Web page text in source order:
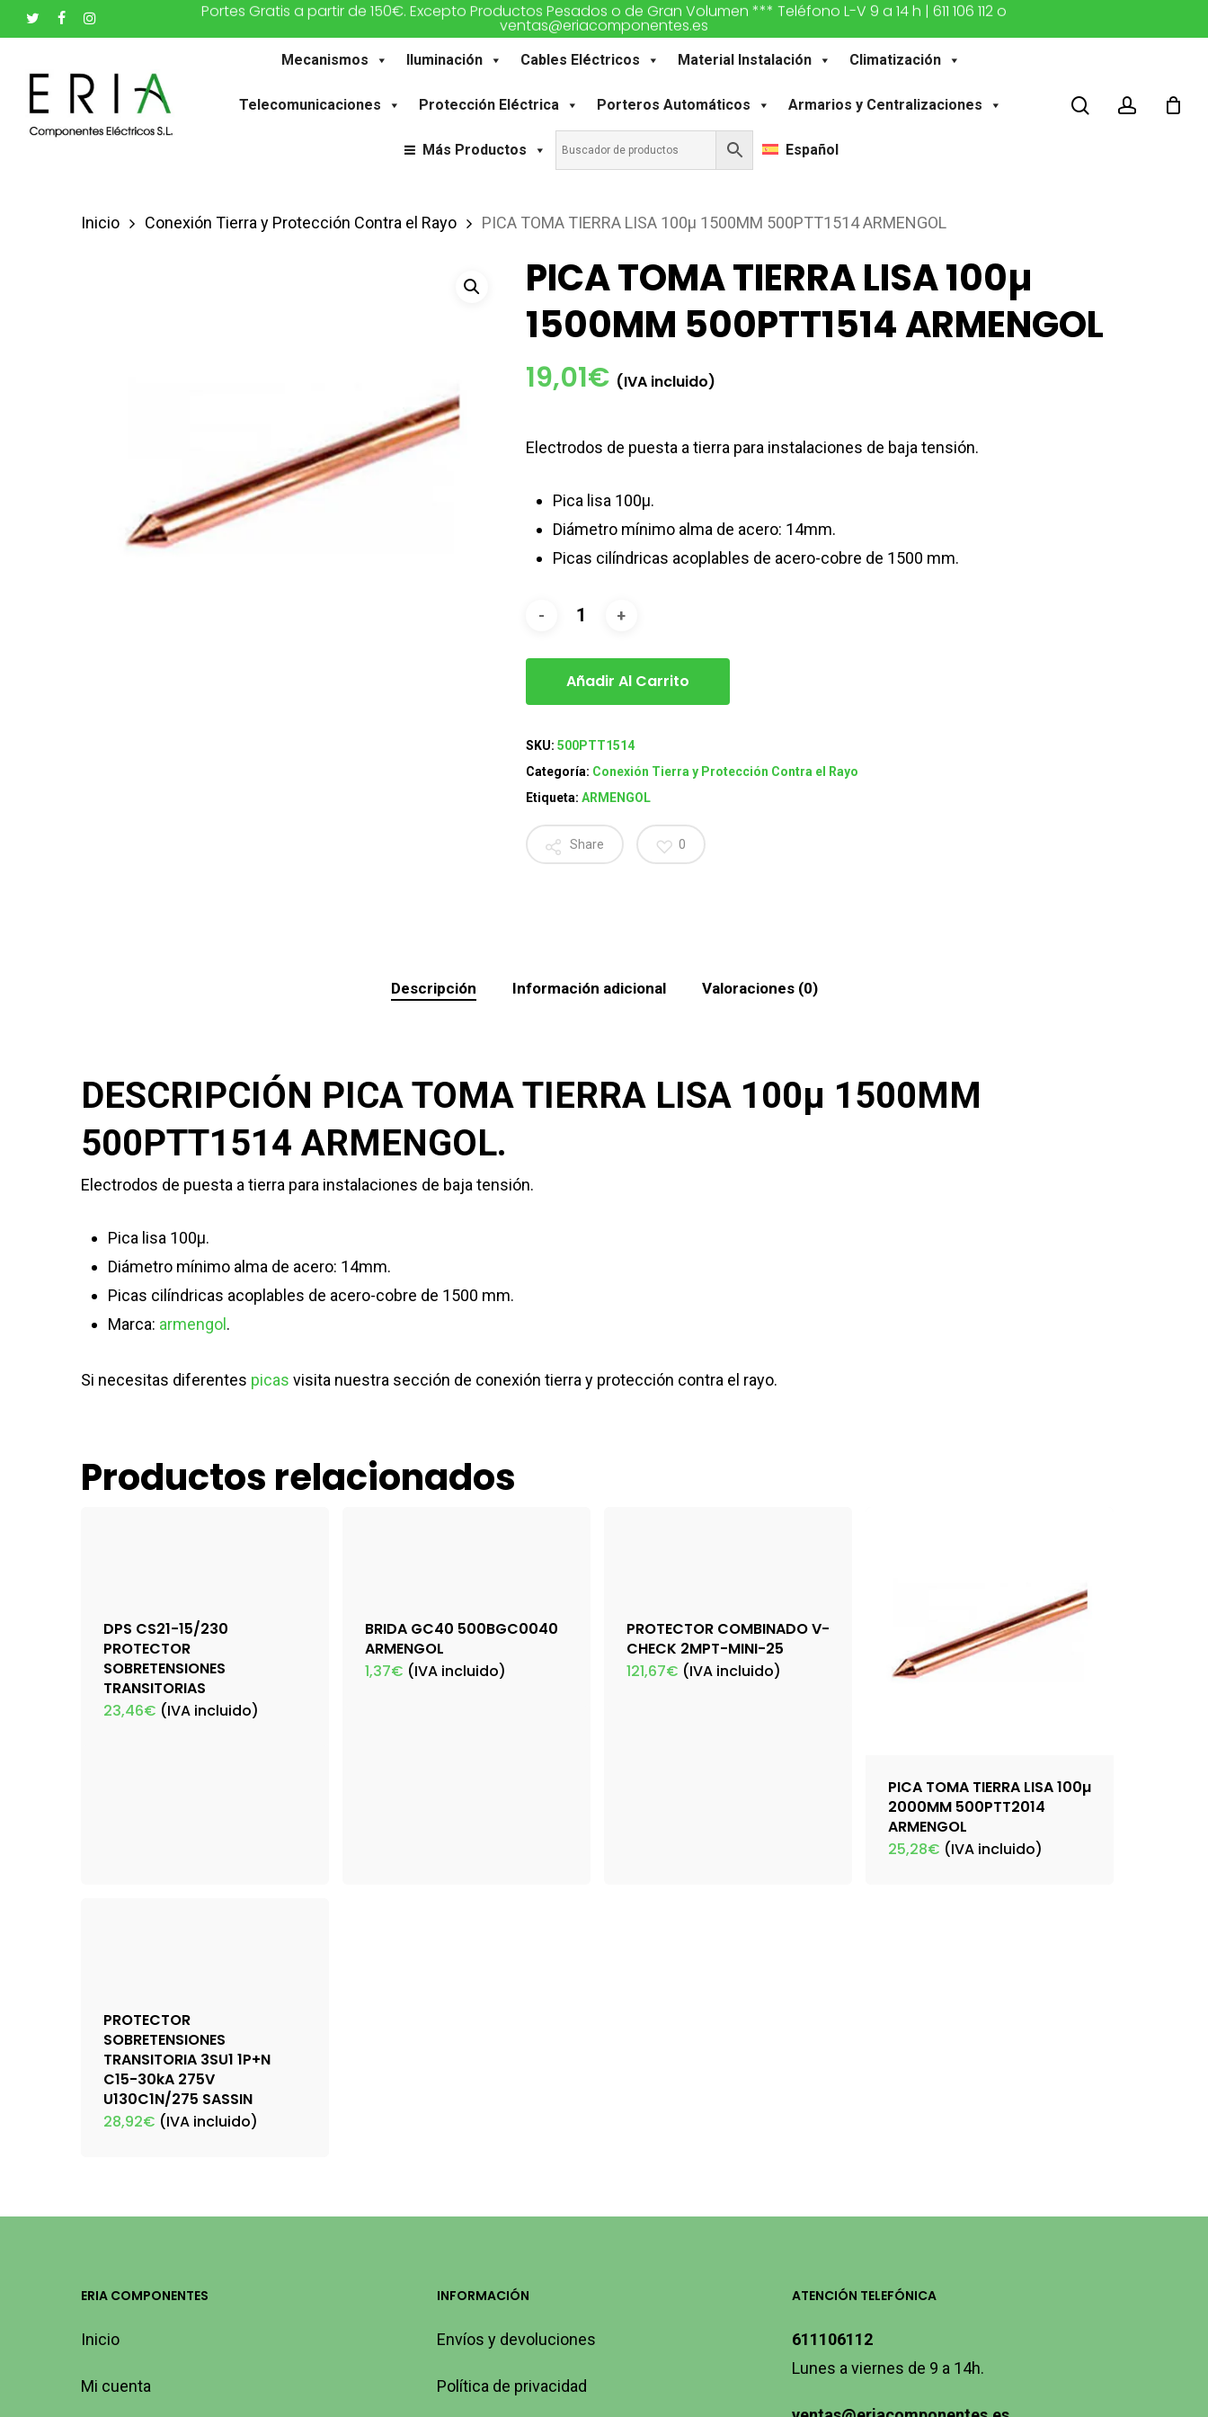
Saltar
al
contenido
principal
twitter facebookinstagram Portes Gratis a partir de 150€. Excepto Productos Pesados o de Gran Volumen *** Teléfono L-V 9 a 14 h | 611 106 112 o
ventas@eriacomponentes.es
Mecanismos Iluminación Cables Eléctricos Material Instalación Climatización
Telecomunicaciones Protección Eléctrica Porteros Automáticos Armarios y Centralizaciones
Más Productos Español
buscaraccount
Inicio Conexión Tierra y Protección Contra el Rayo PICA TOMA TIERRA LISA 100µ 1500MM 500PTT1514 ARMENGOL
PICA TOMA TIERRA LISA 100µ
1500MM 500PTT1514 ARMENGOL
19,01€ (IVA incluido)
Electrodos de puesta a tierra para instalaciones de baja tensión.
Pica lisa 100μ.
Diámetro mínimo alma de acero: 14mm.
Picas cilíndricas acoplables de acero-cobre de 1500 mm.
Añadir Al Carrito
SKU: 500PTT1514
Categoría: Conexión Tierra y Protección Contra el Rayo
Etiqueta: ARMENGOL
Share 0
Descripción Información adicional Valoraciones (0)
DESCRIPCIÓN PICA TOMA TIERRA LISA 100µ 1500MM
500PTT1514 ARMENGOL.
Electrodos de puesta a tierra para instalaciones de baja tensión.
Pica lisa 100μ.
Diámetro mínimo alma de acero: 14mm.
Picas cilíndricas acoplables de acero-cobre de 1500 mm.
Marca: armengol .
Si necesitas diferentes picas visita nuestra sección de conexión tierra y protección contra el rayo.
Productos relacionados
DPS CS21-15/230
PROTECTOR
SOBRETENSIONES
TRANSITORIAS
23,46€ (IVA incluido)
BRIDA GC40 500BGC0040
ARMENGOL
1,37€ (IVA incluido)
PROTECTOR COMBINADO V-
CHECK 2MPT-MINI-25
121,67€ (IVA incluido)
PICA TOMA TIERRA LISA 100µ
2000MM 500PTT2014
ARMENGOL
25,28€ (IVA incluido)
PROTECTOR
SOBRETENSIONES
TRANSITORIA 3SU1 1P+N
C15-30kA 275V
U130C1N/275 SASSIN
28,92€ (IVA incluido)
ERIA COMPONENTES
Inicio
Mi cuenta
INFORMACIÓN
Envíos y devoluciones
Política de privacidad
ATENCIÓN TELEFÓNICA
611106112
Lunes a viernes de 9 a 14h.